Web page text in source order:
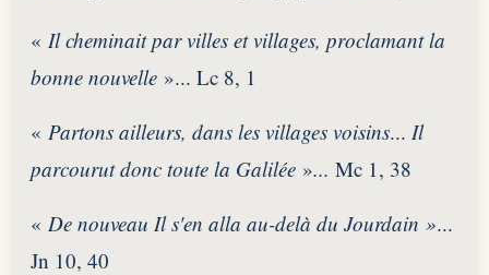
« Il cheminait par villes et villages, proclamant la
bonne nouvelle »... Lc 8, 1
« Partons ailleurs, dans les villages voisins... Il
parcourut donc toute la Galilée »... Mc 1, 38
« De nouveau Il s'en alla au-delà du Jourdain »...
Jn 10, 40